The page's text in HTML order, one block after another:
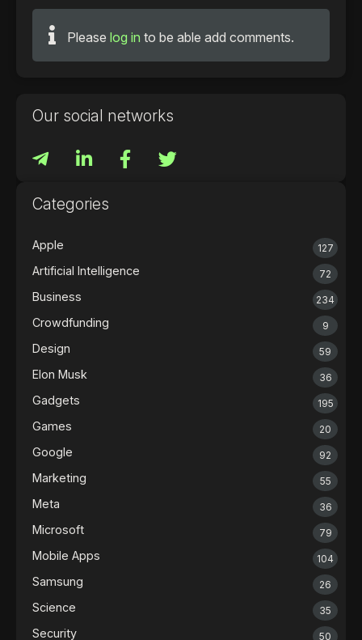
Please log in to be able add comments.
Our social networks
Categories
Apple 127
Artificial Intelligence 72
Business 234
Crowdfunding 9
Design 59
Elon Musk 36
Gadgets 195
Games 20
Google 92
Marketing 55
Meta 36
Microsoft 79
Mobile Apps 104
Samsung 26
Science 35
Security 50